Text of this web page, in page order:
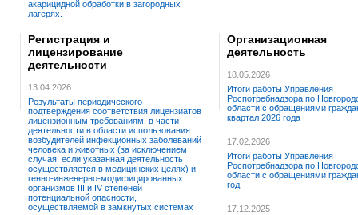
акарицидной обработки в загородных
лагерях.
Регистрация и
лицензирование
деятельности
13.04.2026
Результаты периодического
подтверждения соответствия лицензиатов
лицензионным требованиям, в части
деятельности в области использования
возбудителей инфекционных заболеваний
человека и животных (за исключением
случая, если указанная деятельность
осуществляется в медицинских целях) и
генно-инженерно-модифицированных
организмов III и IV степеней
потенциальной опасности,
осуществляемой в замкнутых системах
Организационная
деятельность
18.05.2026
Итоги работы Управления
Роспотребнадзора по
области с обращениями
квартал 2026 года
17.02.2026
Итоги работы Управления
Роспотребнадзора по
области с обращениями
год
17.12.2025